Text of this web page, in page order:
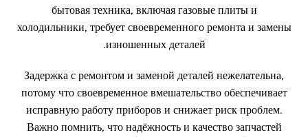
бытовая техника, включая газовые плиты и
холодильники, требует своевременного ремонта и замены
изношенных деталей.
Задержка с ремонтом и заменой деталей нежелательна,
потому что своевременное вмешательство обеспечивает
исправную работу приборов и снижает риск проблем.
Важно помнить, что надёжность и качество запчастей